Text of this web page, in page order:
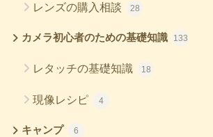
レンズの購入相談 28
カメラ初心者のための基礎知識 133
レタッチの基礎知識 18
現像レシピ 4
キャンプ 6